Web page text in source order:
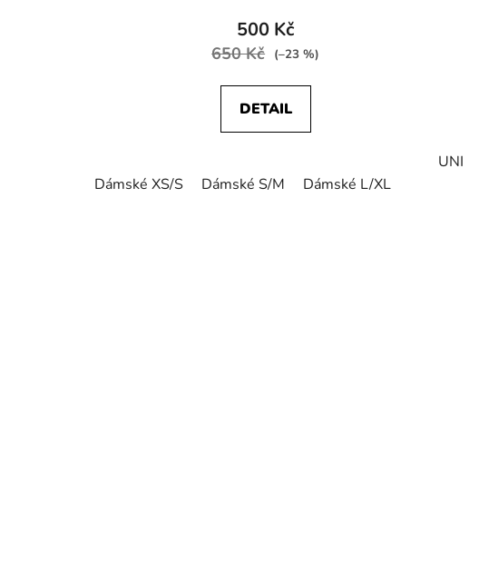
500 Kč
650 Kč (–23 %)
DETAIL
Dámské XS/S Dámské S/M Dámské L/XL
UNI